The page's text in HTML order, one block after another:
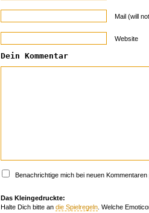
Mail (will
Website
Dein Kommentar
Benachrichtige mich bei neuen Kommentaren
Das Kleingedruckte:
Halte Dich bitte an die Spielregeln . Welche